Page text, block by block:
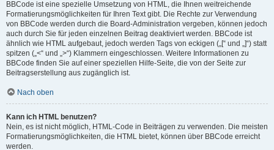
BBCode ist eine spezielle Umsetzung von HTML, die Ihnen weitreichende
Formatierungsmöglichkeiten für Ihren Text gibt. Die Rechte zur Verwendung
von BBCode werden durch die Board-Administration vergeben, können jedoch
auch durch Sie für jeden einzelnen Beitrag deaktiviert werden. BBCode ist
ähnlich wie HTML aufgebaut, jedoch werden Tags von eckigen („[“ und „]“) statt
spitzen („<“ und „>“) Klammern eingeschlossen. Weitere Informationen zu
BBCode finden Sie auf einer speziellen Hilfe-Seite, die von der Seite zur
Beitragserstellung aus zugänglich ist.
Nach oben
Kann ich HTML benutzen?
Nein, es ist nicht möglich, HTML-Code in Beiträgen zu verwenden. Die meisten
Formatierungsmöglichkeiten, die HTML bietet, können über BBCode erreicht
werden.